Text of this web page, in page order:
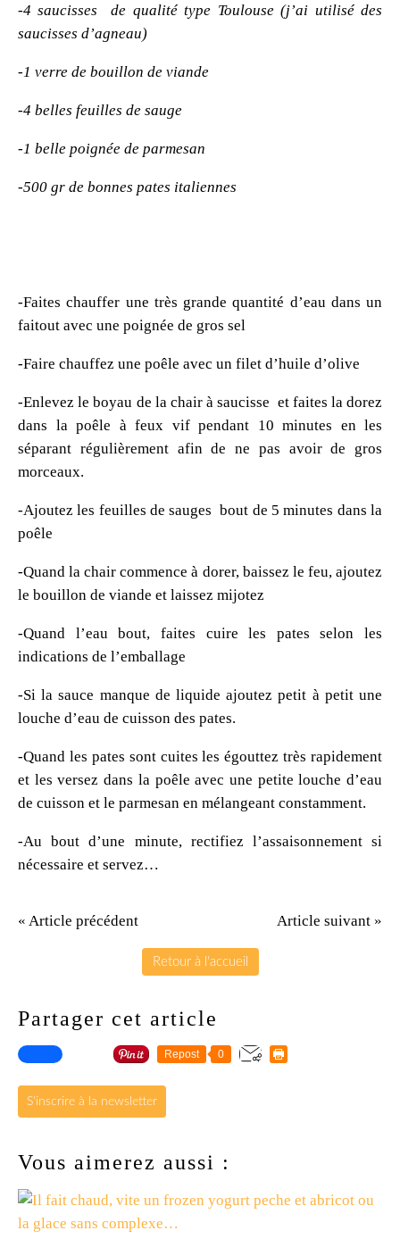
-4 saucisses de qualité type Toulouse (j’ai utilisé des
saucisses d’agneau)
-1 verre de bouillon de viande
-4 belles feuilles de sauge
-1 belle poignée de parmesan
-500 gr de bonnes pates italiennes
-Faites chauffer une très grande quantité d’eau dans un
faitout avec une poignée de gros sel
-Faire chauffez une poêle avec un filet d’huile d’olive
-Enlevez le boyau de la chair à saucisse et faites la dorez
dans la poêle à feux vif pendant 10 minutes en les
séparant régulièrement afin de ne pas avoir de gros
morceaux.
-Ajoutez les feuilles de sauges bout de 5 minutes dans la
poêle
-Quand la chair commence à dorer, baissez le feu, ajoutez
le bouillon de viande et laissez mijotez
-Quand l’eau bout, faites cuire les pates selon les
indications de l’emballage
-Si la sauce manque de liquide ajoutez petit à petit une
louche d’eau de cuisson des pates.
-Quand les pates sont cuites les égouttez très rapidement
et les versez dans la poêle avec une petite louche d’eau
de cuisson et le parmesan en mélangeant constamment.
-Au bout d’une minute, rectifiez l’assaisonnement si
nécessaire et servez…
« Article précédent Article suivant »
Retour à l'accueil
Partager cet article
Repost 0
S'inscrire à la newsletter
Vous aimerez aussi :